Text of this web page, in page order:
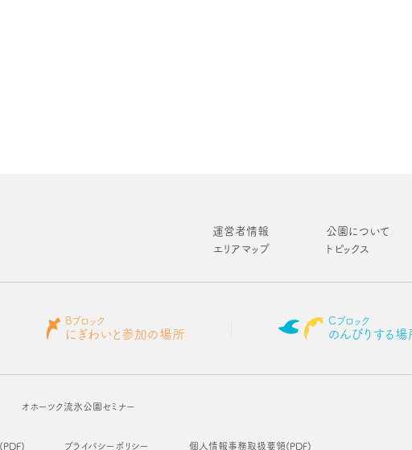
運営者情報
公園について
エリアマップ
トピックス
Bブロック
にぎわいと参加の場所
Cブロック
のんびりする場
オホーツク流氷公園セミナー
プライバシーポリシー 個人情報事務取扱要領(PDF)